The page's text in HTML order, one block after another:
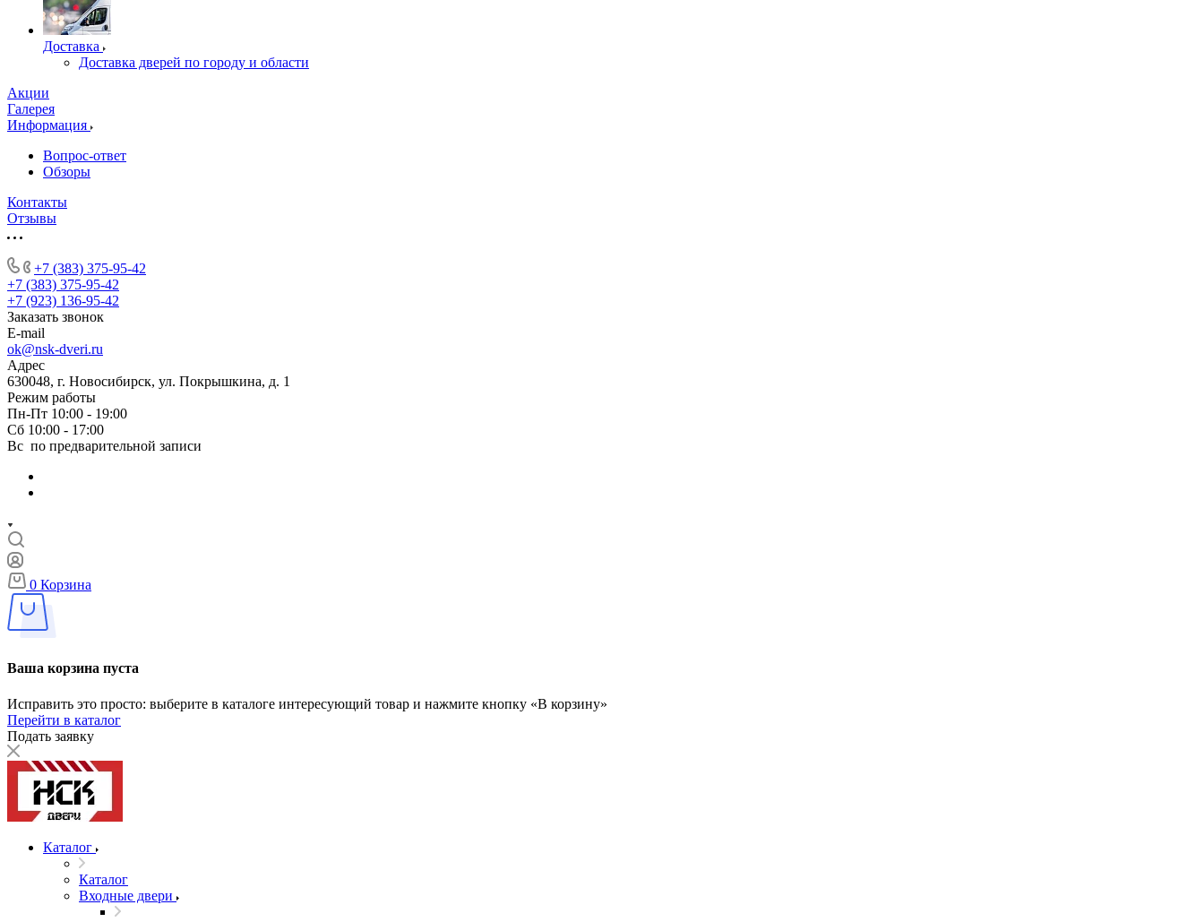
Доставка
Доставка дверей по городу и области
Акции
Галерея
Информация
Вопрос-ответ
Обзоры
Контакты
Отзывы
+7 (383) 375-95-42
+7 (383) 375-95-42
+7 (923) 136-95-42
Заказать звонок
E-mail
ok@nsk-dveri.ru
Адрес
630048, г. Новосибирск, ул. Покрышкина, д. 1
Режим работы
Пн-Пт 10:00 - 19:00
Сб 10:00 - 17:00
Вс по предварительной записи
0 Корзина
Ваша корзина пуста
Исправить это просто: выберите в каталоге интересующий товар и нажмите кнопку «В корзину»
Перейти в каталог
Подать заявку
Каталог
Каталог
Входные двери